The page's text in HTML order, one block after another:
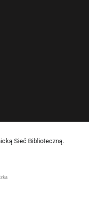
Sieć Biblioteczną.